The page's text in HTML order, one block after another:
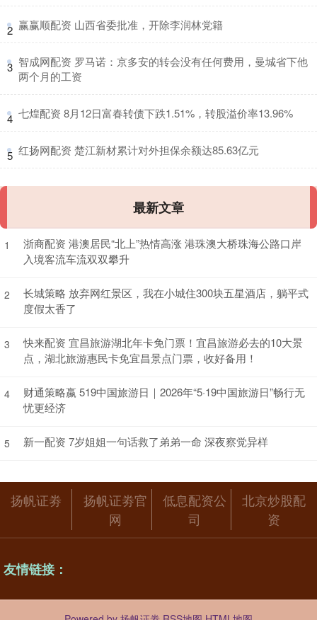
2 ​赢赢顺配资 山西省委批准，开除李润林党籍
3 ​智成网配资 罗马诺：京多安的转会没有任何费用，曼城省下他
两个月的工资
4 ​七煌配资 8月12日富春转债下跌1.51%，转股溢价率13.96%
5 ​红扬网配资 楚江新材累计对外担保余额达85.63亿元
最新文章
1
浙商配资 港澳居民“北上”热情高涨 港珠澳大桥珠海公路口岸
入境客流车流双双攀升
2
长城策略 放弃网红景区，我在小城住300块五星酒店，躺平式
度假太香了
3
快来配资 宜昌旅游湖北年卡免门票！宜昌旅游必去的10大景
点，湖北旅游惠民卡免宜昌景点门票，收好备用！
4
财通策略嬴 519中国旅游日｜2026年“5·19中国旅游日”畅行无
忧更经济
5 新一配资 7岁姐姐一句话救了弟弟一命 深夜察觉异样
扬帆证劵
扬帆证劵官
网
低息配资公
司
北京炒股配
资
友情链接：